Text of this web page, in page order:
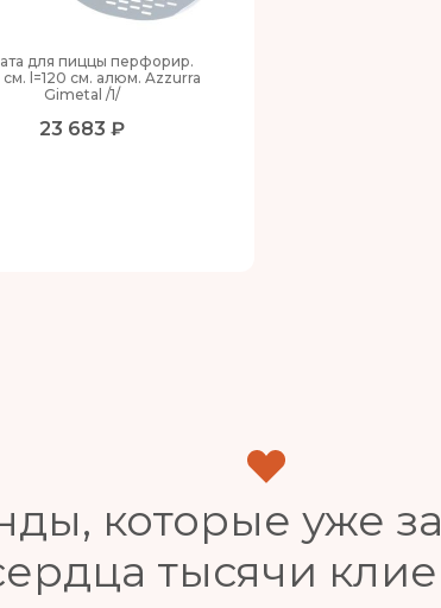
для пиццы перфорир.
см. l=120 см. алюм. Azzurra
Gimetal /1/
23 683 ₽
которые уже
тысячи